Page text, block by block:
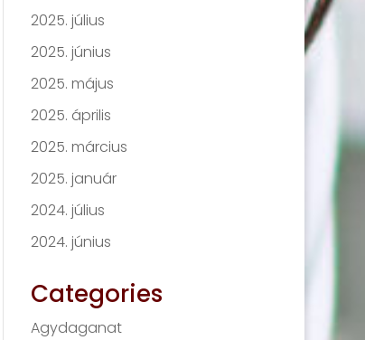
2025. július
2025. június
2025. május
2025. április
2025. március
2025. január
2024. július
2024. június
Categories
Agydaganat